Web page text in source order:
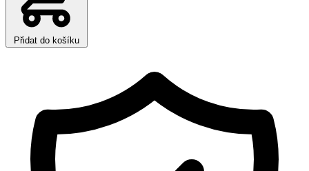
Přidat do košíku